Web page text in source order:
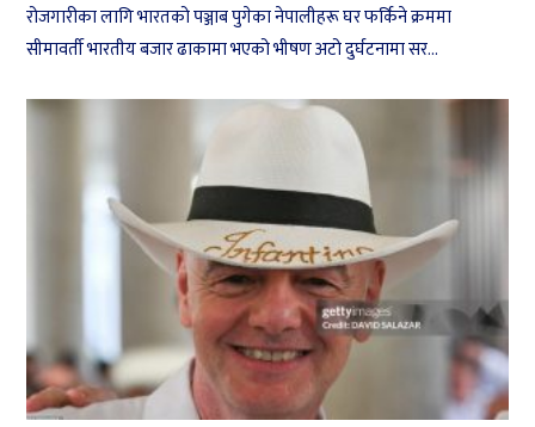
रोजगारीका लागि भारतको पञ्जाब पुगेका नेपालीहरू घर फर्किने क्रममा
सीमावर्ती भारतीय बजार ढाकामा भएको भीषण अटो दुर्घटनामा सर...